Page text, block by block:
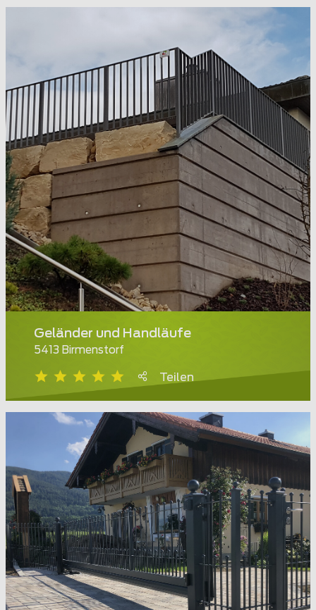
Geländer und Handläufe
5413 Birmenstorf
Teilen